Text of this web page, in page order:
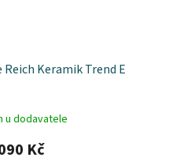
Keramik Trend E
u dodavatele
Kč